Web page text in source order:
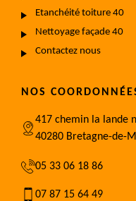
Etanchéité toiture 40
Nettoyage façade 40
Contactez nous
NOS
417 chemin la lande
40280 Bretagne-de-
05 33 06 18 86
07 87 15 64 49